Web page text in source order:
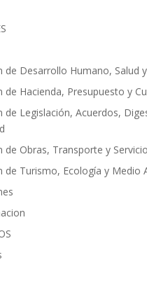
de Desarrollo Humano, Salud
de Hacienda, Presupuesto y
de Legislación, Acuerdos,
de Obras, Transporte y
de Turismo, Ecología y Medio